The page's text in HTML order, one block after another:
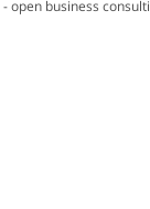
- open business